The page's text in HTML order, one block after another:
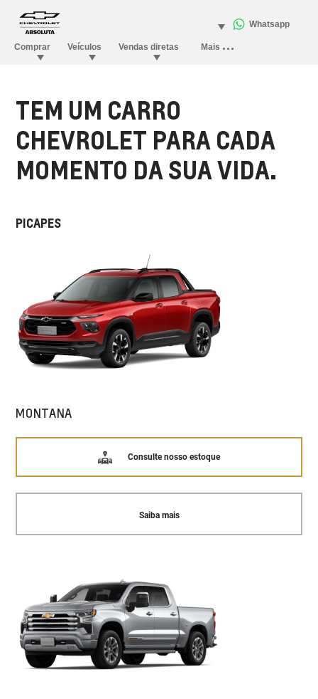
TEM UM CARRO
CHEVROLET PARA CADA
MOMENTO DA SUA VIDA.
PICAPES
MONTANA
Consulte nosso estoque
Saiba mais